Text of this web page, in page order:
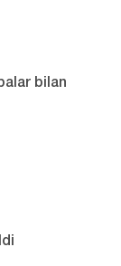
bilan